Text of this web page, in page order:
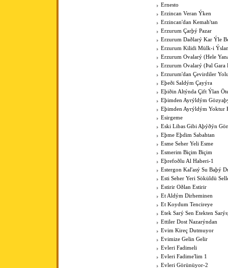
Ernesto
Erzincan Veran Ýken
Erzincan'dan Kemah'tan
Erzurum Çarþý Pazar
Erzurum Daðlarý Kar Ýle
Erzurum Kilidi Mülk-i
Erzurum Ovalarý (Hele
Erzurum Ovalarý (Þal Gara
Erzurum'dan Çevirdiler
Eþeði Saldým Çayýra
Eþiðin Altýnda Çift Ýlan
Eþimden Ayrýldým
Eþimden Ayrýldým Yoktur
Esirgeme
Eski Libas Gibi Aþýðýn
Eþme Eþdim Sabahtan
Esme Seher Yeli Esme
Esmerim Biçim Biçim
Eþrefoðlu Al Haberi-1
Estergon Kal'asý Su Baþý
Esti Seher Yeri Söküldü
Estirir Oðlan Estirir
Et Aldým Dirheminen
Et Koydum Tencireye
Etek Sarý Sen Etekten
Ettiler Dost Nazarýndan
Evim Kireç Dutmuyor
Evimize Gelin Gelir
Evleri Fadimeli
Evleri Fadime'lim 1
Evleri Görünüyor-2